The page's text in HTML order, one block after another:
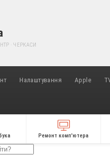
· ЧЕРКАСИ
Налаштування Apple
Ремонт комп'ютера